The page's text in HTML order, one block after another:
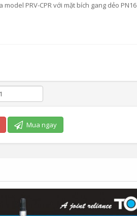
model PRV-CPR với mặt bích gang dẻo PN16
Mua ngay